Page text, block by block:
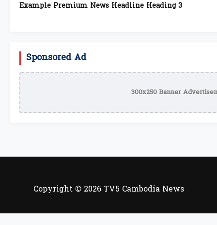
Example Premium News Headline Heading 3
Sponsored Ad
300x250 Banner
Copyright © 2026 TV5 Cambodia News